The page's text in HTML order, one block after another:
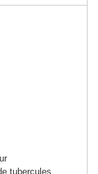
tubercules